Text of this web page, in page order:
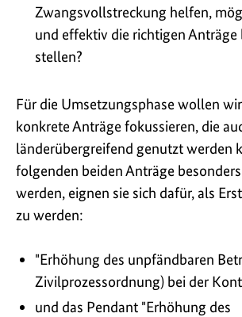
Zwangsvollstreckung helfen,
und effektiv die richtigen Anträge
stellen?
Für die Umsetzungsphase wollen
konkrete Anträge fokussieren, die
länderübergreifend genutzt werden
folgenden beiden Anträge
werden, eignen sie sich dafür, als
zu werden:
"Erhöhung des unpfändbaren
Zivilprozessordnung) bei der
und das Pendant "Erhöhung des